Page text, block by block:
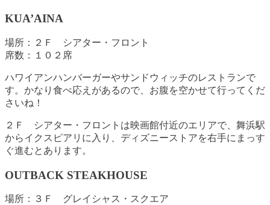
KUA’AINA
場所：２Ｆ シアター・フロント
席数：１０２席
ハワイアンハンバーガーやサンドウィッチのレストランで
す。かなり食べ応えがあるので、お腹を空かせて行ってくだ
さいね！
２Ｆ シアター・フロントは映画館付近のエリアで、舞浜駅
からイクスピアリに入り、ディズニーストアを右手にまっす
ぐ進むとあります。
OUTBACK STEAKHOUSE
場所：３Ｆ グレイシャス・スクエア